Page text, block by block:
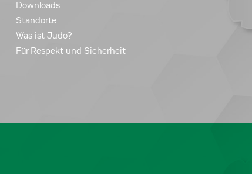
Downloads
Standorte
Was ist Judo?
Für Respekt und Sicherheit